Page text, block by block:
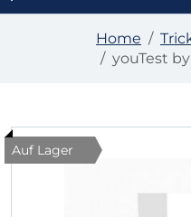
Home
youTest
Auf Lager